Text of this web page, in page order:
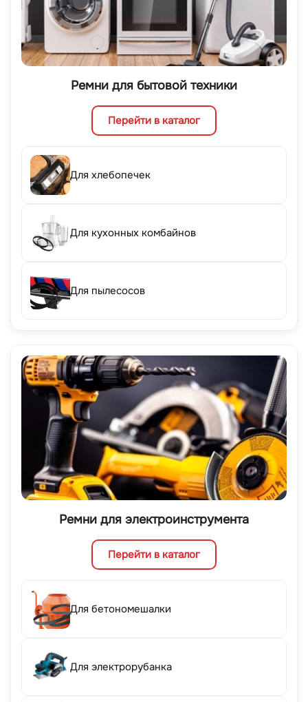
Ремни для бытовой техники
Перейти в каталог
Для хлебопечек
Для кухонных комбайнов
Для пылесосов
Ремни для электроинструмента
Перейти в каталог
Для бетономешалки
Для электрорубанка